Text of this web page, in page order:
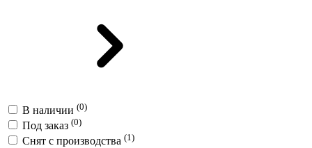
В наличии (0)
Под заказ (0)
Снят с производства (1)